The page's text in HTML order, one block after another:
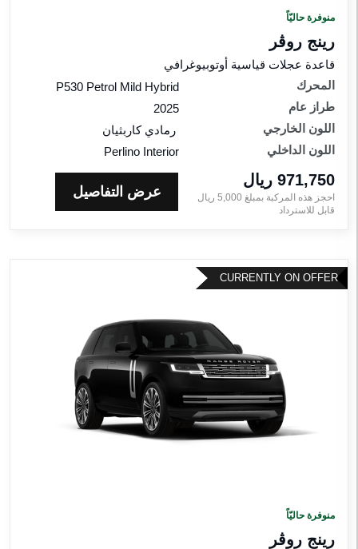
منوفرة حاليّاً
رينج روڤر
قاعدة عجلات قياسية أوتوبيوغرافي
المحرك
P530 Petrol Mild Hybrid
طراز عام
2025
اللون الخارجي
رمادي كاربثيان
اللون الداخلي
Perlino Interior
971,750 ريال‎
احجز هذه المركبة بمبلغ 5,000 ريال‎
قابل للاسترداد
عرض التفاصيل
CURRENTLY ON OFFER
منوفرة حاليّاً
رينج روڤر